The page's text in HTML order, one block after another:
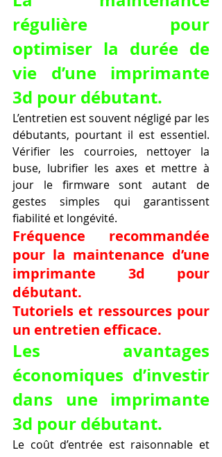
régulière pour
optimiser la durée de
vie d’une imprimante
3d pour débutant.
L’entretien est souvent négligé par les
débutants, pourtant il est essentiel.
Vérifier les courroies, nettoyer la
buse, lubrifier les axes et mettre à
jour le firmware sont autant de
gestes simples qui garantissent
fiabilité et longévité.
Fréquence recommandée
pour la maintenance d’une
imprimante 3d pour
débutant.
Tutoriels et ressources pour
un entretien efficace.
Les avantages
économiques d’investir
dans une imprimante
3d pour débutant.
Le coût d’entrée est raisonnable et